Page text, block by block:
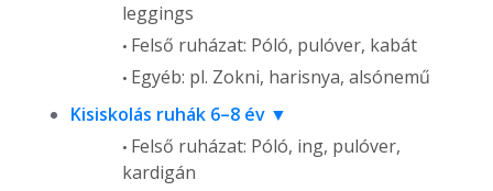
leggings
Felső ruházat: Póló, pulóver, kabát
Egyéb: pl. Zokni, harisnya, alsónemű
Kisiskolás ruhák 6–8 év
Felső ruházat: Póló, ing, pulóver,
kardigán